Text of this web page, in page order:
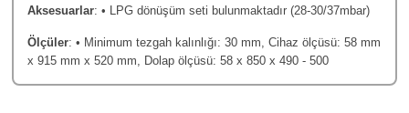
Aksesuarlar: • LPG dönüşüm seti bulunmaktadır (28-30/37mbar)
Ölçüler: • Minimum tezgah kalınlığı: 30 mm, Cihaz ölçüsü: 58 mm
x 915 mm x 520 mm, Dolap ölçüsü: 58 x 850 x 490 - 500